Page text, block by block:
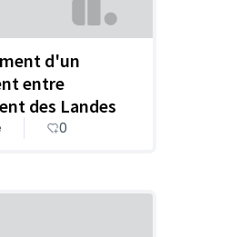
d'un
entre
des Landes
0